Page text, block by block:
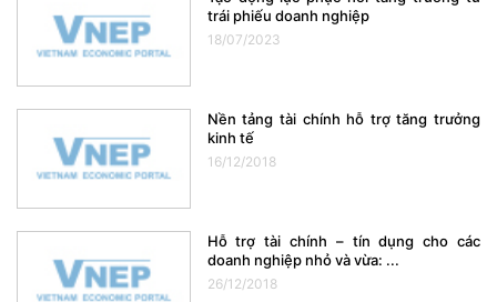
trái phiếu doanh nghiệp
18/07/2023
Nền tảng tài chính hỗ trợ tăng trưởng
kinh tế
16/12/2018
Hỗ trợ tài chính – tín dụng cho các
doanh nghiệp nhỏ và vừa: ...
26/12/2018